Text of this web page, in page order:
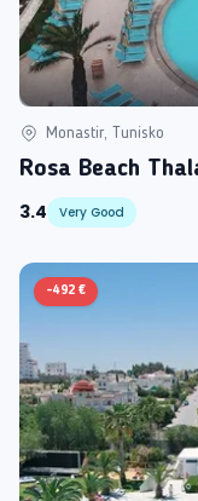
Monastir, Tunisko
Rosa Beach
3.4
Very Good
-492 €